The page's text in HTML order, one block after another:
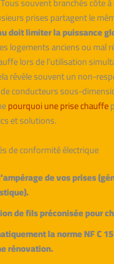
prises partagent le
doit limiter la puissance
logements anciens ou mal
lors de l’utilisation
révèle souvent un non-
conducteurs sous-
pourquoi une prise chauffe
et solutions.
de conformité électrique
de vos prises
de fils préconisée pour
la norme NF C
rénovation.